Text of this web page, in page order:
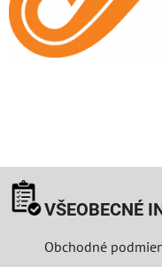
VŠEOBECNÉ
Obchodné